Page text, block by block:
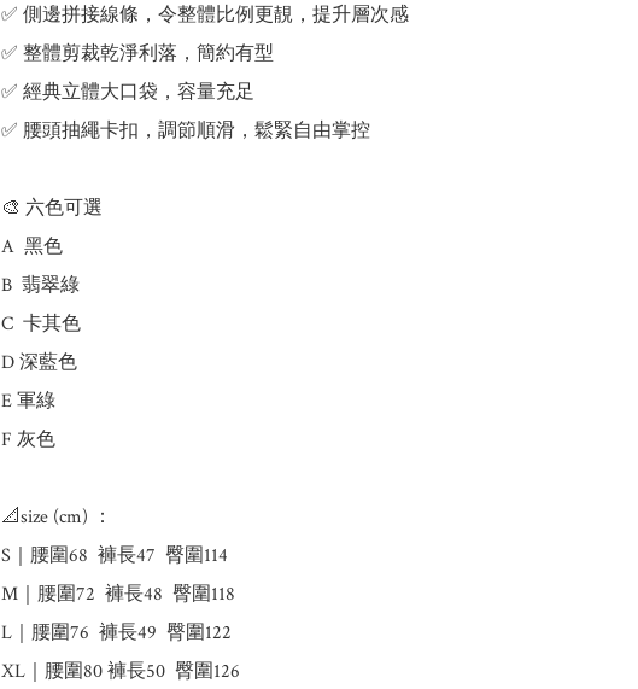
✅ 側邊拼接線條，令整體比例更靚，提升層次感
✅ 整體剪裁乾淨利落，簡約有型
✅ 經典立體大口袋，容量充足
✅ 腰頭抽繩卡扣，調節順滑，鬆緊自由掌控
🎨 六色可選
A  黑色
B  翡翠綠
C  卡其色
D 深藍色
E 軍綠
F 灰色
📐size (cm) ：
S｜腰圍68  褲長47  臀圍114
M｜腰圍72  褲長48  臀圍118
L｜腰圍76  褲長49  臀圍122
XL｜腰圍80 褲長50  臀圍126